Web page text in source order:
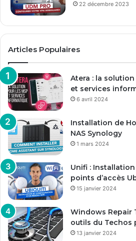
22 décembre 2023
Articles Populaires
Atera : la
et services
6 avril 2024
Installation de
NAS Synology
1 mars 2024
Unifi :
points d’accès
15 janvier 2024
Windows Repair
outils du Techos
13 janvier 2024